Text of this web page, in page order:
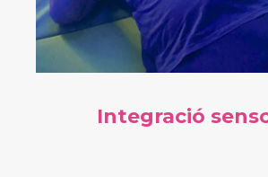
Integració